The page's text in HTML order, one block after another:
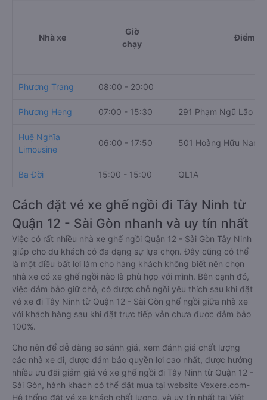
Nhà xe
Giờ
chạy
Điểm đi
Phương Trang 08:00 - 20:00
Phương Heng 07:00 - 15:30 291 Phạm Ngũ Lão
Huệ Nghĩa
Limousine
06:00 - 17:50 501 Hoàng Hữu Nam
Ba Đời 15:00 - 15:00 QL1A
Cách đặt vé xe ghế ngồi đi Tây Ninh từ
Quận 12 - Sài Gòn nhanh và uy tín nhất
Việc có rất nhiều nhà xe ghế ngồi Quận 12 - Sài Gòn Tây Ninh
giúp cho du khách có đa dạng sự lựa chọn. Đây cũng có thể
là một điều bất lợi làm cho hàng khách không biết nên chọn
nhà xe có xe ghế ngồi nào là phù hợp với mình. Bên cạnh đó,
việc đảm bảo giữ chỗ, có được chỗ ngồi yêu thích sau khi đặt
vé xe đi Tây Ninh từ Quận 12 - Sài Gòn ghế ngồi giữa nhà xe
với khách hàng sau khi đặt trực tiếp vẫn chưa được đảm bảo
100%.
Cho nên để dễ dàng so sánh giá, xem đánh giá chất lượng
các nhà xe đi, được đảm bảo quyền lợi cao nhất, được hưởng
nhiều ưu đãi giảm giá vé xe ghế ngồi đi Tây Ninh từ Quận 12 -
Sài Gòn, hành khách có thể đặt mua tại website Vexere.com-
Hệ thống đặt vé xe khách chất lượng, và uy tín nhất tại Việt